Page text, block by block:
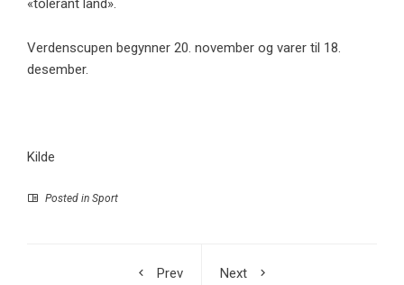
Verdenscupen begynner 20. november og varer til 18.
desember.
Kilde
Posted in Sport
Prev
Next